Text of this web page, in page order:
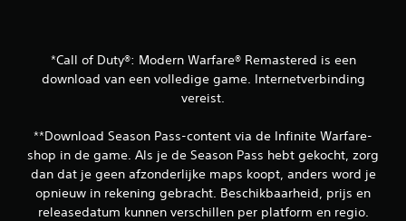
n
e
n
*Call of Duty®: Modern Warfare® Remastered is een
download van een volledige game. Internetverbinding
vereist.
**Download Season Pass-content via de Infinite Warfare-
shop in de game. Als je de Season Pass hebt gekocht, zorg
dan dat je geen afzonderlijke maps koopt, anders word je
opnieuw in rekening gebracht. Beschikbaarheid, prijs en
releasedatum kunnen verschillen per platform en regio.